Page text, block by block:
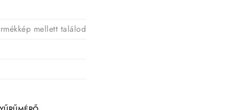
mellett találod